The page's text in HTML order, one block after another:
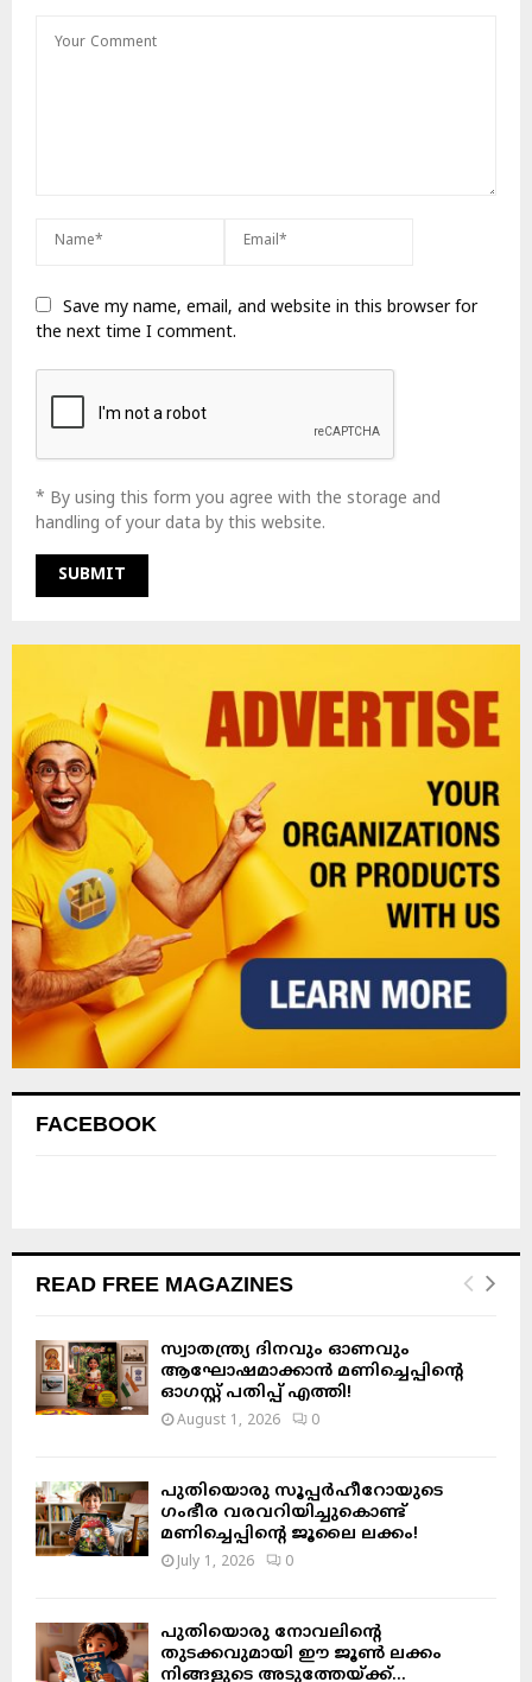
Save my name, email, and website in this browser for
the next time I comment.
* By using this form you agree with the storage and
handling of your data by this website.
FACEBOOK
READ FREE MAGAZINES
സ്വാതന്ത്ര്യ ദിനവും ഓണവും
ആഘോഷമാക്കാൻ മണിച്ചെപ്പിന്റെ
ഓഗസ്റ്റ് പതിപ്പ് എത്തി!
August 1, 2026 0
പുതിയൊരു സൂപ്പർഹീറോയുടെ
ഗംഭീര വരവറിയിച്ചുകൊണ്ട്
മണിച്ചെപ്പിന്റെ ജൂലൈ ലക്കം!
July 1, 2026 0
പുതിയൊരു നോവലിന്റെ
തുടക്കവുമായി ഈ ജൂൺ ലക്കം
നിങ്ങളുടെ അടുത്തേയ്ക്ക്…